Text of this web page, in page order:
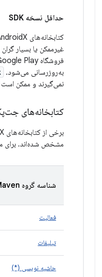
حداقل نسخه SDK
کتابخانه‌های AndroidX مقدار پیش‌فرض
غیرممکن یا بسیار
به‌روزرسانی می‌شود.
نمی‌گیرند و ممکن است
کتابخانه‌های
مشخص شده‌اند. برای
شناسه گروه Maven
فعالیت
تبلیغات
حاشیه نویسی (*)